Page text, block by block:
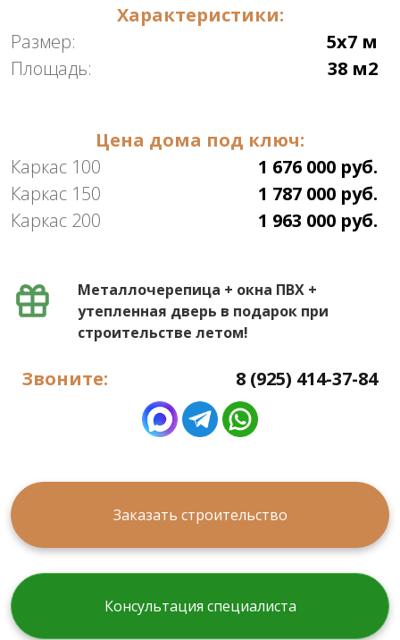
Характеристики:
Размер:
5х7 м
Площадь:
38 м2
Цена дома под ключ:
Каркас 100
1 676 000 руб.
Каркас 150
1 787 000 руб.
Каркас 200
1 963 000 руб.
Металлочерепица + окна ПВХ +
утепленная дверь в подарок при
строительстве летом!
Звоните: 8 (925) 414-37-84
Заказать строительство
Консультация специалиста